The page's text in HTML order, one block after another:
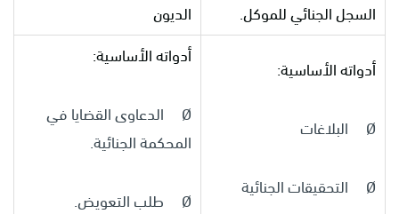
السجل الجنائي للموكل.
الديون
أدواته الأساسية:
Ø البلاغات
Ø التحقيقات الجنائية
أدواته الأساسية:
Ø الدعاوى القضايا في
المحكمة الجنائية.
Ø طلب التعويض.